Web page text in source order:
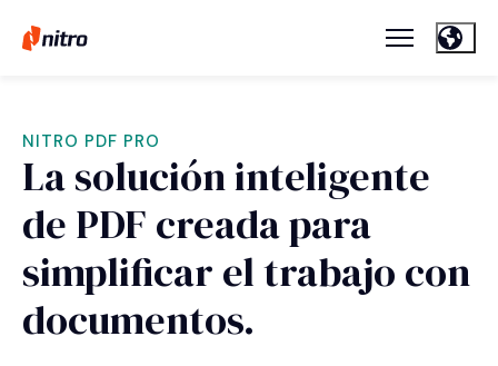
NITRO PDF PRO
La solución inteligente
de PDF creada para
simplificar el trabajo con
documentos.